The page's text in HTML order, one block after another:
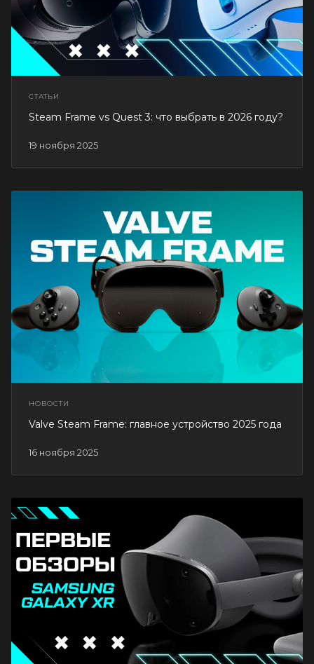
СТАТЬИ
19 ноября 2025
Steam Frame vs Quest 3: что выбрать в 2026 году?
НОВОСТИ
16 ноября 2025
Valve Steam Frame: главное устройство 2025 года